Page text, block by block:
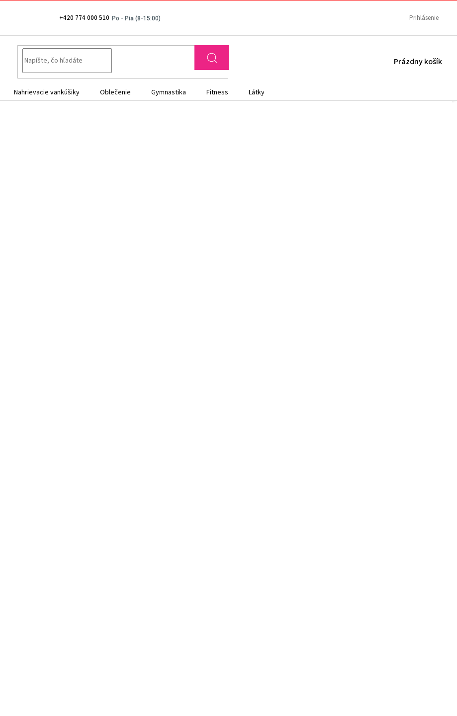
+420 774 000 510 Prihlásenie
NÁKUPNÝ
Prázdny košík
Nahrievacie vankúšiky Oblečenie Gymnastika Fitness
Látky